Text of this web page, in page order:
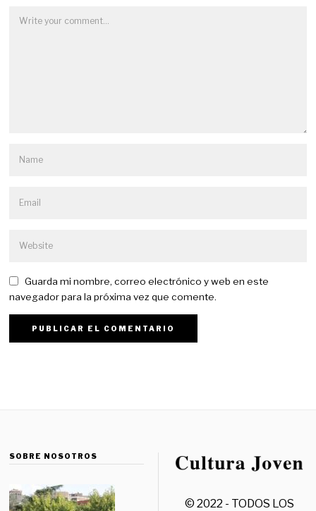
Guarda mi nombre, correo electrónico y web en este
navegador para la próxima vez que comente.
SOBRE NOSOTROS
© 2022 - TODOS LOS